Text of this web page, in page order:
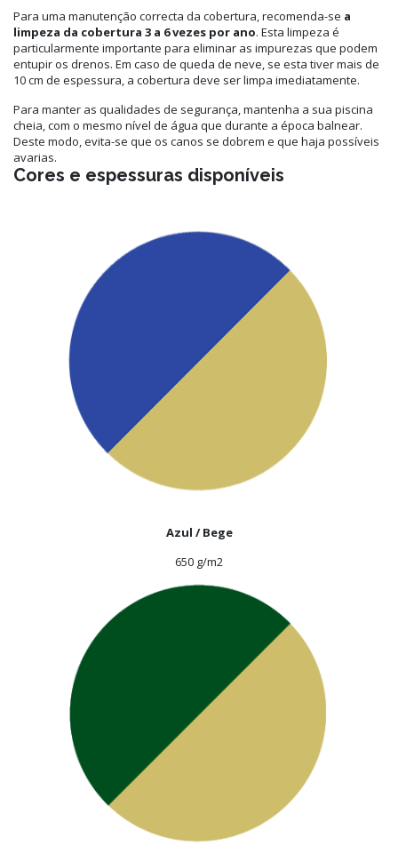
Para uma manutenção correcta da cobertura, recomenda-se a
limpeza da cobertura 3 a 6 vezes por ano. Esta limpeza é
particularmente importante para eliminar as impurezas que podem
entupir os drenos. Em caso de queda de neve, se esta tiver mais de
10 cm de espessura, a cobertura deve ser limpa imediatamente.
Para manter as qualidades de segurança, mantenha a sua piscina
cheia, com o mesmo nível de água que durante a época balnear.
Deste modo, evita-se que os canos se dobrem e que haja possíveis
avarias.
Cores e espessuras disponíveis
Azul / Bege
650 g/m2